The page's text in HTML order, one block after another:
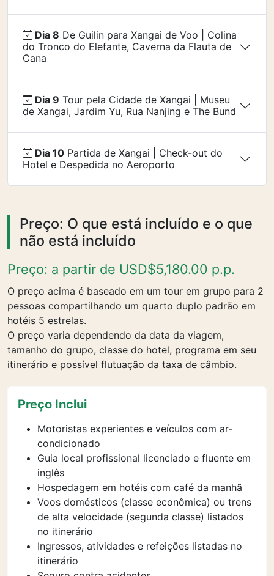
Dia 8
do Tronco do Elefante, Caverna da Flauta de
Cana
Dia 9
de Xangai, Jardim Yu, Rua Nanjing e The Bund
Dia 10
Hotel e Despedida no Aeroporto
Preço: O que está incluído e o que
não está incluído
Preço: a partir de USD$5,180.00 p.p.
O preço acima é baseado em um tour em grupo para 2
pessoas compartilhando um quarto duplo padrão em
hotéis 5 estrelas.
O preço varia dependendo da data da viagem,
tamanho do grupo, classe do hotel, programa em seu
itinerário e possível flutuação da taxa de câmbio.
Preço Inclui
Motoristas experientes e veículos com ar-
condicionado
Guia local profissional licenciado e fluente em
inglês
Hospedagem em hotéis com café da manhã
Voos domésticos (classe econômica) ou trens
de alta velocidade (segunda classe) listados
no itinerário
Ingressos, atividades e refeições listadas no
itinerário